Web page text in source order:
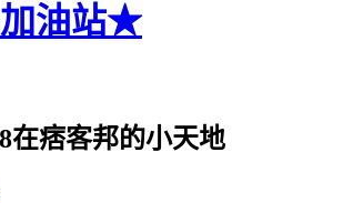
油站★
在痞客邦的小天地